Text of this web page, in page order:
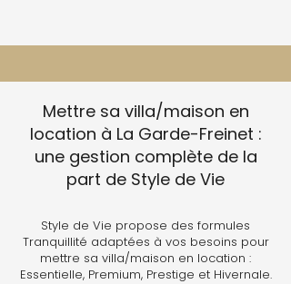
Mettre sa villa/maison en
location à La Garde-Freinet :
une gestion complète de la
part de Style de Vie
Style de Vie propose des formules
Tranquillité adaptées à vos besoins pour
mettre sa villa/maison en location :
Essentielle, Premium, Prestige et Hivernale.